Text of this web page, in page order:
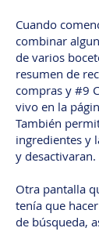
Cuando
combinar
de varios
resumen de
compras y #9
vivo en la
También
ingredientes y
y desactivaran.
Otra pantalla
tenía que
de búsqueda,